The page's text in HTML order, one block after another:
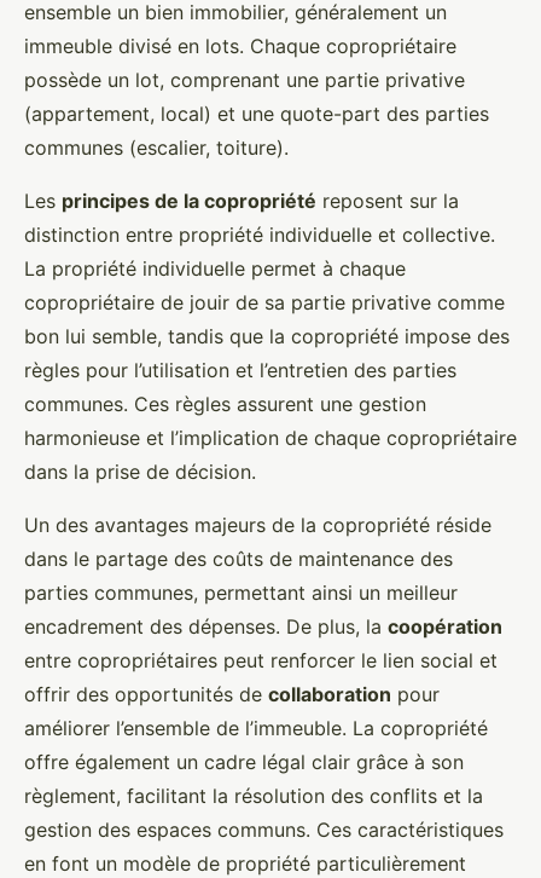
ensemble un bien immobilier, généralement un
immeuble divisé en lots. Chaque copropriétaire
possède un lot, comprenant une partie privative
(appartement, local) et une quote-part des parties
communes (escalier, toiture).
Les principes de la copropriété reposent sur la
distinction entre propriété individuelle et collective.
La propriété individuelle permet à chaque
copropriétaire de jouir de sa partie privative comme
bon lui semble, tandis que la copropriété impose des
règles pour l’utilisation et l’entretien des parties
communes. Ces règles assurent une gestion
harmonieuse et l’implication de chaque copropriétaire
dans la prise de décision.
Un des avantages majeurs de la copropriété réside
dans le partage des coûts de maintenance des
parties communes, permettant ainsi un meilleur
encadrement des dépenses. De plus, la coopération
entre copropriétaires peut renforcer le lien social et
offrir des opportunités de collaboration pour
améliorer l’ensemble de l’immeuble. La copropriété
offre également un cadre légal clair grâce à son
règlement, facilitant la résolution des conflits et la
gestion des espaces communs. Ces caractéristiques
en font un modèle de propriété particulièrement